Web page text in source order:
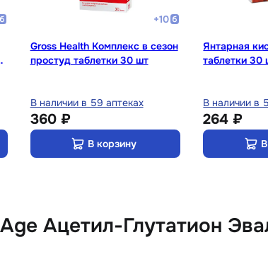
+10
Gross Health Комплекс в сезон
простуд таблетки 30 шт
В наличии в 59 аптеках
360 ₽
В корзину
Янтарная
таблетки 30
В наличии в
264 ₽
Ацетил-Глутатион